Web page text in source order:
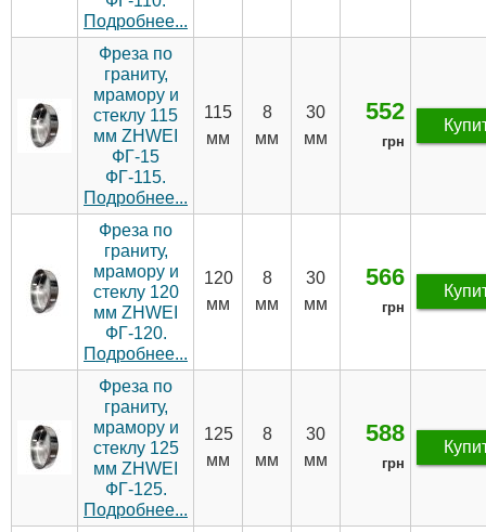
Подробнее...
Фреза по
граниту,
мрамору и
стеклу 115
мм ZHWEI
ФГ-15
ФГ-115.
Подробнее...
115
мм
8
мм
30
мм
552
грн
Фреза по
граниту,
мрамору и
стеклу 120
мм ZHWEI
ФГ-120.
Подробнее...
120
мм
8
мм
30
мм
566
грн
Фреза по
граниту,
мрамору и
стеклу 125
мм ZHWEI
ФГ-125.
Подробнее...
125
мм
8
мм
30
мм
588
грн